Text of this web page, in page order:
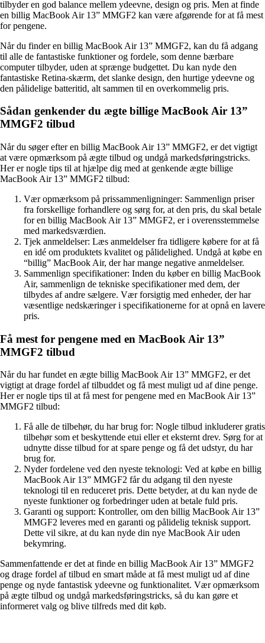
tilbyder en god balance mellem ydeevne, design og pris. Men at finde
en billig MacBook Air 13” MMGF2 kan være afgørende for at få mest
for pengene.
Når du finder en billig MacBook Air 13” MMGF2, kan du få adgang
til alle de fantastiske funktioner og fordele, som denne bærbare
computer tilbyder, uden at sprænge budgettet. Du kan nyde den
fantastiske Retina-skærm, det slanke design, den hurtige ydeevne og
den pålidelige batteritid, alt sammen til en overkommelig pris.
Sådan genkender du ægte billige MacBook Air 13”
MMGF2 tilbud
Når du søger efter en billig MacBook Air 13” MMGF2, er det vigtigt
at være opmærksom på ægte tilbud og undgå markedsføringstricks.
Her er nogle tips til at hjælpe dig med at genkende ægte billige
MacBook Air 13” MMGF2 tilbud:
Vær opmærksom på prissammenligninger: Sammenlign priser
fra forskellige forhandlere og sørg for, at den pris, du skal betale
for en billig MacBook Air 13” MMGF2, er i overensstemmelse
med markedsværdien.
Tjek anmeldelser: Læs anmeldelser fra tidligere købere for at få
en idé om produktets kvalitet og pålidelighed. Undgå at købe en
“billig” MacBook Air, der har mange negative anmeldelser.
Sammenlign specifikationer: Inden du køber en billig MacBook
Air, sammenlign de tekniske specifikationer med dem, der
tilbydes af andre sælgere. Vær forsigtig med enheder, der har
væsentlige nedskæringer i specifikationerne for at opnå en lavere
pris.
Få mest for pengene med en MacBook Air 13”
MMGF2 tilbud
Når du har fundet en ægte billig MacBook Air 13” MMGF2, er det
vigtigt at drage fordel af tilbuddet og få mest muligt ud af dine penge.
Her er nogle tips til at få mest for pengene med en MacBook Air 13”
MMGF2 tilbud:
Få alle de tilbehør, du har brug for: Nogle tilbud inkluderer gratis
tilbehør som et beskyttende etui eller et eksternt drev. Sørg for at
udnytte disse tilbud for at spare penge og få det udstyr, du har
brug for.
Nyder fordelene ved den nyeste teknologi: Ved at købe en billig
MacBook Air 13” MMGF2 får du adgang til den nyeste
teknologi til en reduceret pris. Dette betyder, at du kan nyde de
nyeste funktioner og forbedringer uden at betale fuld pris.
Garanti og support: Kontroller, om den billig MacBook Air 13”
MMGF2 leveres med en garanti og pålidelig teknisk support.
Dette vil sikre, at du kan nyde din nye MacBook Air uden
bekymring.
Sammenfattende er det at finde en billig MacBook Air 13” MMGF2
og drage fordel af tilbud en smart måde at få mest muligt ud af dine
penge og nyde fantastisk ydeevne og funktionalitet. Vær opmærksom
på ægte tilbud og undgå markedsføringstricks, så du kan gøre et
informeret valg og blive tilfreds med dit køb.